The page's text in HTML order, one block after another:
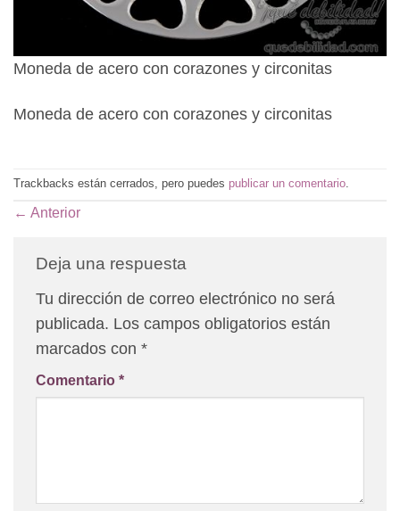
Moneda de acero con corazones y circonitas
Moneda de acero con corazones y circonitas
Trackbacks están cerrados, pero puedes publicar un comentario.
← Anterior
Deja una respuesta
Tu dirección de correo electrónico no será
publicada. Los campos obligatorios están
marcados con *
Comentario *